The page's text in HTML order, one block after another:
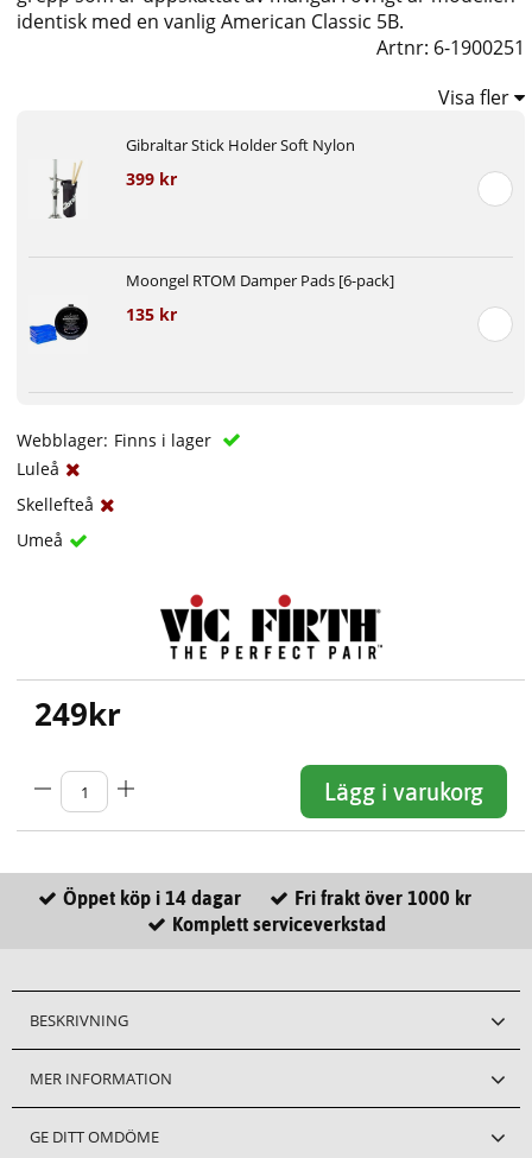
identisk med en vanlig American Classic 5B.
Artnr: 6-1900251
Visa fler
Gibraltar Stick Holder Soft Nylon
399 kr
Moongel RTOM Damper Pads [6-pack]
135 kr
Webblager: Finns i lager
Luleå
Skellefteå
Umeå
249kr
Lägg i varukorg
Öppet köp i 14 dagar
Fri frakt över 1000 kr
Komplett serviceverkstad
BESKRIVNING
MER INFORMATION
GE DITT OMDÖME